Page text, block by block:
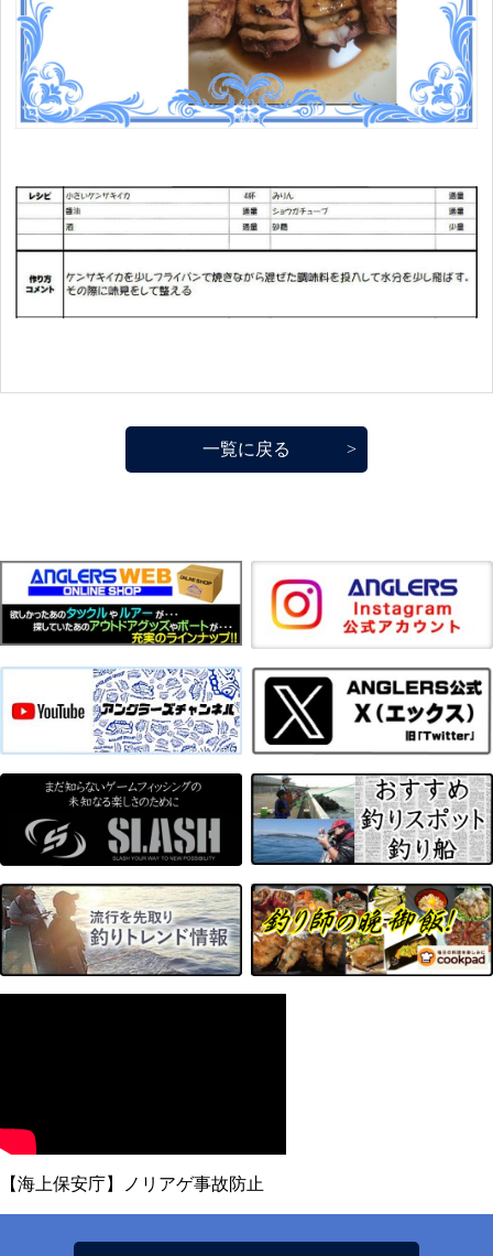
一覧に戻る
【海上保安庁】ノリアゲ事故防止